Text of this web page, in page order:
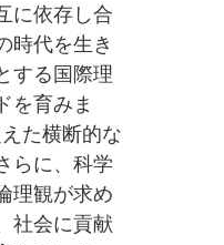
に依存し合
時代を生き
する国際理
を育みま
た横断的な
らに、科学
理観が求め
社会に貢献